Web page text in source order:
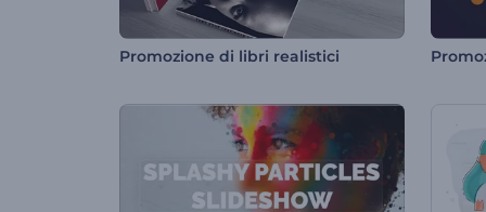
Promozione di libri realistici